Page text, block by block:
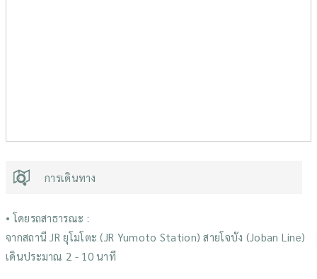
การเดินทาง
• โดยรถสาธารณะ :
จากสถานี JR ยุโมโตะ (JR Yumoto Station) สายโจบัง (Joban Line)
เดินประมาณ 2 - 10 นาที